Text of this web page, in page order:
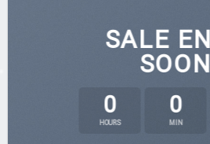
SALE
SOON
0
HOURS
0
MIN